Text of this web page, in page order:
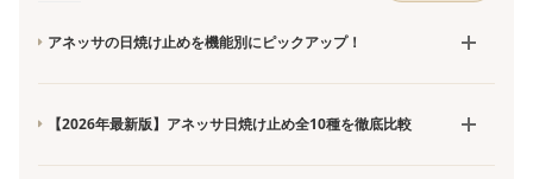
アネッサの日焼け止めを機能別にピックアップ！
【2026年最新版】アネッサ日焼け止め全10種を徹底比較